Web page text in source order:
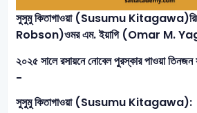
সুসুমু কিতাগাওয়া (Susumu Kitagawa)
Robson)ওমর এম. ইয়াগি (Omar M.
২০২৫ সালে রসায়নে নোবেল পুরস্কার পাওয়া তিনজন
-
সুসুমু কিতাগাওয়া (Susumu Kitagawa):